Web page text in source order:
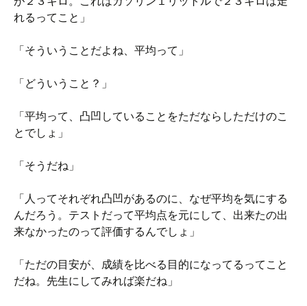
れるってこと」
「そういうことだよね、平均って」
「どういうこと？」
「平均って、凸凹していることをただならしただけのこ
とでしょ」
「そうだね」
「人ってそれぞれ凸凹があるのに、なぜ平均を気にする
んだろう。テストだって平均点を元にして、出来たの出
来なかったのって評価するんでしょ」
「ただの目安が、成績を比べる目的になってるってこと
だね。先生にしてみれば楽だね」